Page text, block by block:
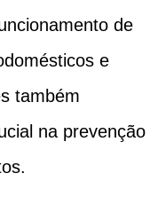
de
e
também
na prevenção